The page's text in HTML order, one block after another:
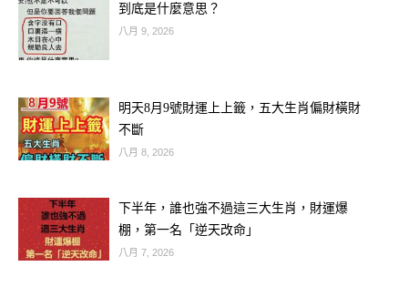
到底是什麼意思？
八月 9, 2026
明天8月9號財運上上籤，五大生肖偏財橫財
不斷
八月 8, 2026
下半年，誰也強不過這三大生肖，財運爆
棚，第一名「逆天改命」
八月 7, 2026